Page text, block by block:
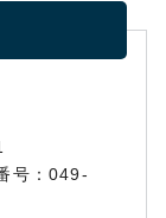
号：049-